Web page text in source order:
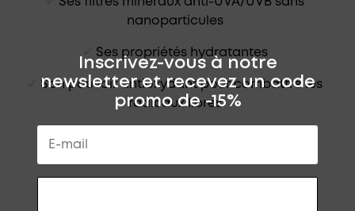
nanoparticules
Ses propriétés hydratantes
Son pouvoir antioxydant pour combattre les
radicaux libres
Inscrivez-vous à notre
newsletter et recevez un code
promo de -15%